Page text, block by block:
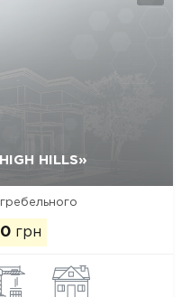
HILLS»
грн
удалить Отмена